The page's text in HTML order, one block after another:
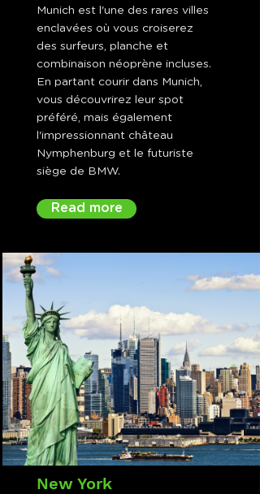
Munich est l'une des rares villes
enclavées où vous croiserez
des surfeurs, planche et
combinaison néoprène incluses.
En partant courir dans Munich,
vous découvrirez leur spot
préféré, mais également
l'impressionnant château
Nymphenburg et le futuriste
siège de BMW.
Read more
New York